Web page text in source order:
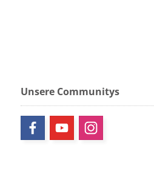
Unsere Communitys